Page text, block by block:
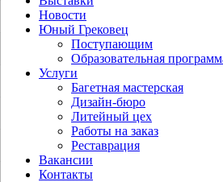
Новости
Юный Грековец
Поступающим
Образовательная
Услуги
Багетная мастерская
Дизайн-бюро
Литейный цех
Работы на заказ
Реставрация
Вакансии
Контакты